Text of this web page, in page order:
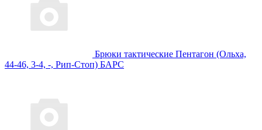
Брюки тактические Пентагон (Ольха,
44-46, 3-4, -, Рип-Стоп) БАРС